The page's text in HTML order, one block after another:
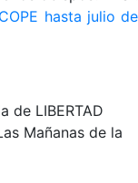
hasta julio de
de LIBERTAD
Mañanas de la